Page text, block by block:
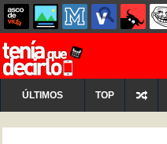
ÚLTIMOS TOP